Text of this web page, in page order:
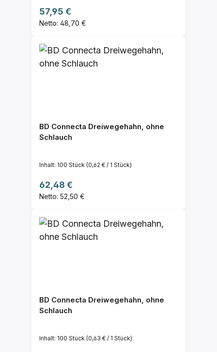
Regulärer Preis:
57,95 €
Netto: 48,70 €
BD Connecta Dreiwegehahn, ohne
Schlauch
Inhalt: 100 Stück (0,62 € / 1 Stück)
Regulärer Preis:
62,48 €
Netto: 52,50 €
BD Connecta Dreiwegehahn, ohne
Schlauch
Inhalt: 100 Stück (0,63 € / 1 Stück)